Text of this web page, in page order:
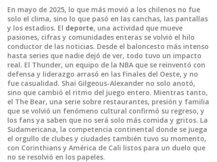
En mayo de 2025, lo que más movió a los chilenos no fue
solo el clima, sino lo que pasó en las canchas, las pantallas
y los estadios. El deporte, una actividad que mueve
pasiones, cifras y comunidades enteras se volvió el hilo
conductor de las noticias. Desde el baloncesto más intenso
hasta series que nadie dejó de ver, todo tuvo un impacto
real. El Thunder, un equipo de la NBA que se reinventó con
defensa y liderazgo arrasó en las Finales del Oeste, y no
fue casualidad. Shai Gilgeous-Alexander no solo anotó,
sino que cambió el ritmo del juego entero. Mientras tanto,
el The Bear, una serie sobre restaurantes, presión y familia
que se volvió un fenómeno cultural confirmó su regreso, y
los fans ya saben que no será solo más comida y gritos. La
Sudamericana, la competencia continental donde se juega
el orgullo de clubes y ciudades también tuvo su momento,
con Corinthians y América de Cali listos para un duelo que
no se resolvió en los papeles.